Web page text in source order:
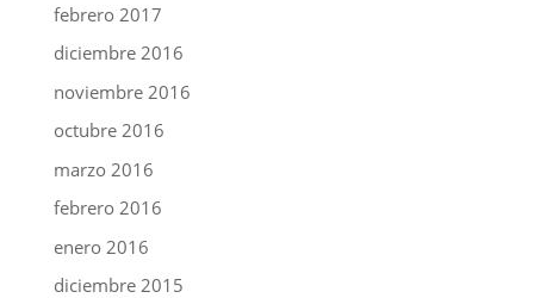
febrero 2017
diciembre 2016
noviembre 2016
octubre 2016
marzo 2016
febrero 2016
enero 2016
diciembre 2015